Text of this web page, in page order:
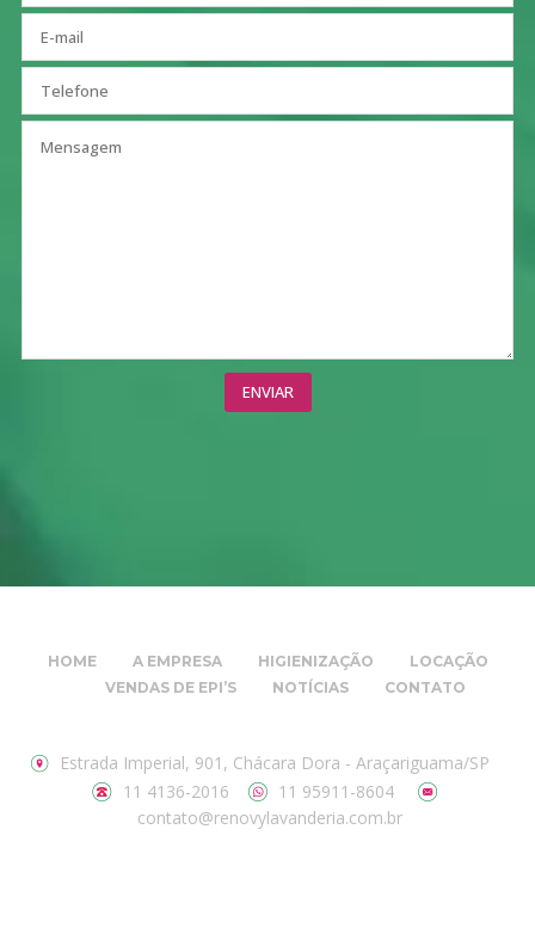
HOME A EMPRESA HIGIENIZAÇÃO
LOCAÇÃO
VENDAS DE EPI’S
NOTÍCIAS CONTATO
Estrada Imperial, 901, Chácara Dora - Araçariguama/SP
11 4136-2016
11 95911-8604
contato@renovylavanderia.com.br